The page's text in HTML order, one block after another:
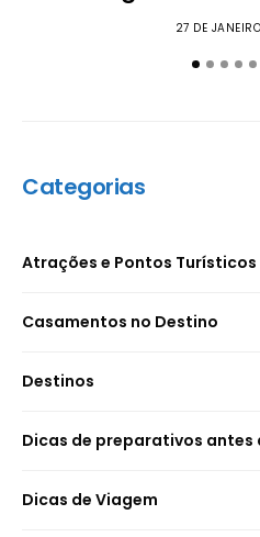
27 DE
Categorias
Atrações e Pontos Turísticos
Casamentos no Destino
Destinos
Dicas de preparativos antes
Dicas de Viagem